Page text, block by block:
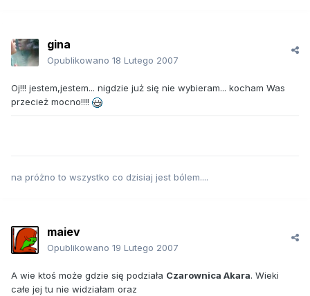
gina
Opublikowano 18 Lutego 2007
Oj!!! jestem,jestem... nigdzie już się nie wybieram... kocham Was
przecież mocno!!!!
na próżno to wszystko co dzisiaj jest bólem....
maiev
Opublikowano 19 Lutego 2007
A wie ktoś może gdzie się podziała Czarownica Akara. Wieki
całe jej tu nie widziałam oraz